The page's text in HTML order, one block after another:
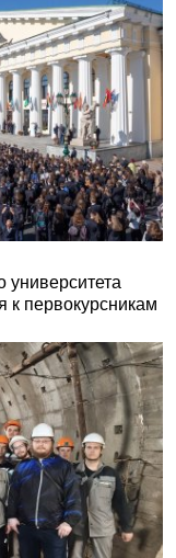
университета
к первокурсникам